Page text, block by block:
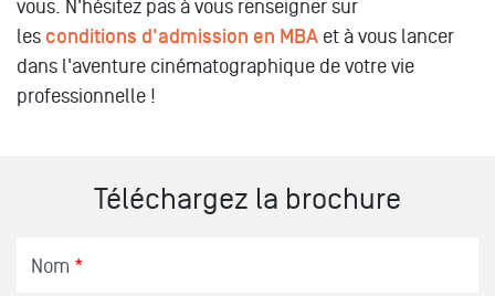
vous. N'hésitez pas à vous renseigner sur
les conditions d'admission en MBA et à vous lancer
dans l'aventure cinématographique de votre vie
professionnelle !
Téléchargez la brochure
Nom *